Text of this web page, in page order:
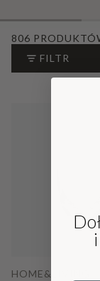
806
FILTR
HOME&LIVING